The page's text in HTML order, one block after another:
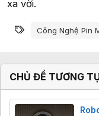
xa vời.
Từ khóa
Công Nghệ Pin
CHỦ ĐỀ TƯƠNG